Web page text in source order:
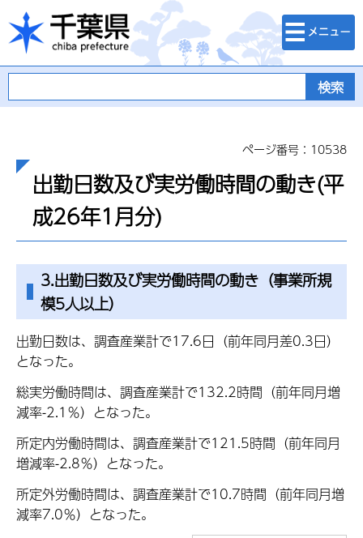
千葉県
検索・メニュ
ー
ページ番号：10538
出勤日数及び実労働時間の動き(平
成26年1月分)
3.出勤日数及び実労働時間の動き（事業所規
模5人以上）
出勤日数は、調査産業計で17.6日（前年同月差0.3日）
となった。
総実労働時間は、調査産業計で132.2時間（前年同月増
減率-2.1％）となった。
所定内労働時間は、調査産業計で121.5時間（前年同月
増減率-2.8％）となった。
所定外労働時間は、調査産業計で10.7時間（前年同月増
減率7.0％）となった。